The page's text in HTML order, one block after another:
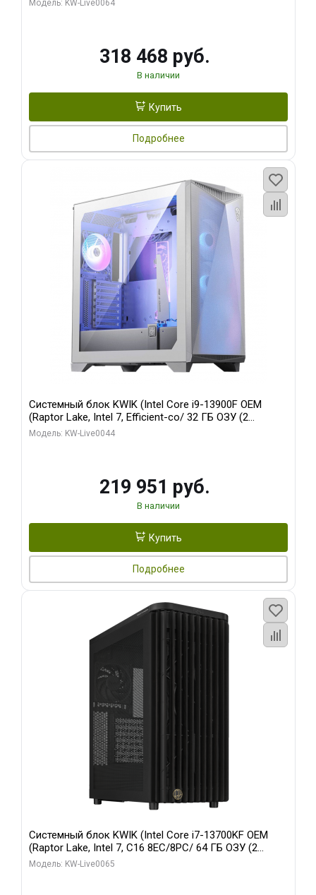
Модель: KW-Live0064
318 468 руб.
В наличии
Купить
Подробнее
Системный блок KWIK (Intel Core i9-13900F OEM
(Raptor Lake, Intel 7, Efficient-co/ 32 ГБ ОЗУ (2
модуля)/ Gigabyte RTX5070Ti AERO OC 16GB GDDR7
Модель: KW-Live0044
219 951 руб.
В наличии
Купить
Подробнее
Системный блок KWIK (Intel Core i7-13700KF OEM
(Raptor Lake, Intel 7, C16 8EC/8PC/ 64 ГБ ОЗУ (2
модуля)/ ASUS RTX5080 PROART OC 16GB GDDR7
Модель: KW-Live0065